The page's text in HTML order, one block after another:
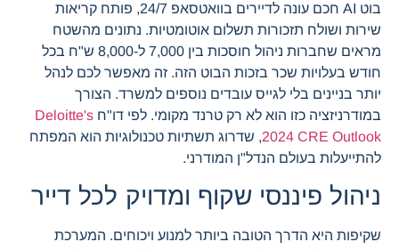
בוט AI חכם עונה לדיירים בוואטסאפ 24/7, פותח קריאות
שירות ושולח תזכורות תשלום אוטומטיות. נתונים מהשטח
מראים שחברות ניהול חוסכות בין 7,000 ל-8,000 ש"ח בכל
חודש בעלויות שכר בזכות הבוט הזה. זה מאפשר לכם לנהל
יותר בניינים בלי לגייס עובדים נוספים למשרד. הצורך
במודרניזציה כזו הוא לא רק טרנד מקומי. לפי דו"ח Deloitte's
2024 CRE Outlook, שדרוג תשתיות טכנולוגיות הוא המפתח
להתייעלות בעולם הנדל"ן המודרני.
ניהול פיננסי שקוף ומדויק לכל דייר
שקיפות היא הדרך הטובה ביותר למנוע ויכוחים. המערכת